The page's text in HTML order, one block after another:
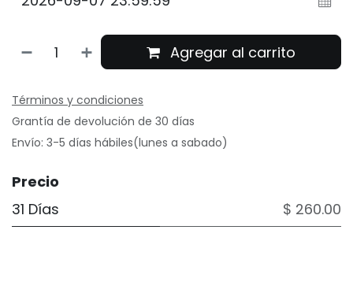
Agregar al carrito
Términos y condiciones
Grantía de devolución de 30 días
Envío: 3-5 días hábiles(lunes a sabado)
Precio
31 Días
$ 260.00